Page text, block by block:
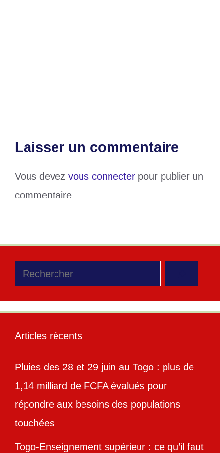
Laisser un commentaire
Vous devez vous connecter pour publier un
commentaire.
Rechercher
Articles récents
Pluies des 28 et 29 juin au Togo : plus de
1,14 milliard de FCFA évalués pour
répondre aux besoins des populations
touchées
Togo-Enseignement supérieur : ce qu’il faut